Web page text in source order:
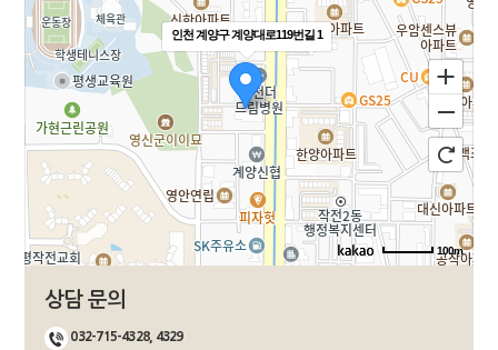
인천 계양구 계양대로119번길 1
100m
상담 문의
032-715-4328, 4329